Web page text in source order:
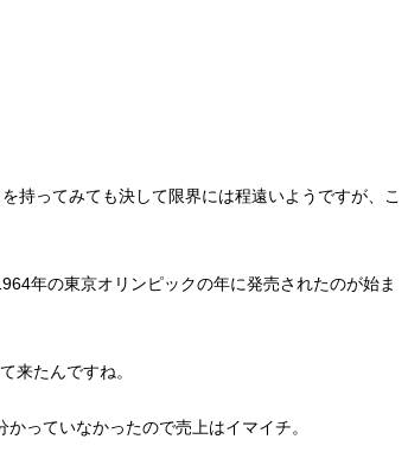
持ってみても決して限界には程遠いようですが、こ
年の東京オリンピックの年に発売されたのが始ま
来たんですね。
っていなかったので売上はイマイチ。